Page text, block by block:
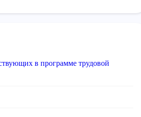
в программе трудовой